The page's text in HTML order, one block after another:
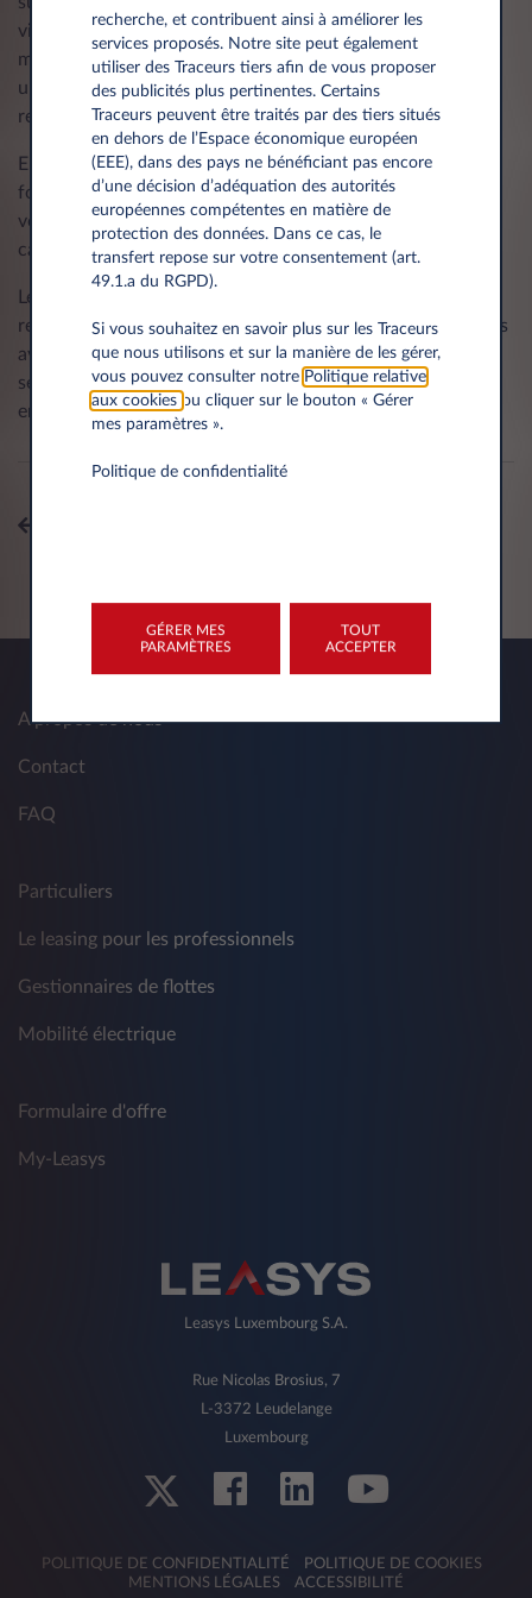
via notre service d’assistance routière afin d’assurer votre
mobilité au plus vite. Celui-ci sera mis à disposition pour
une durée maximale de 5 jours. Au delà, Leasys prendra le
relais grâce à son parc de véhicules court-terme.
En cas de travaux de carrosserie chez l’un de nos
fournisseurs préférentiels, Leasys mettra gratuitement à
votre disposition un véhicule de remplacement de
catégorie.
Les éventuels frais que vous aurez avancés seront
remboursés par Leasys dans la limite des modalités prévues
avec l’assistance. Cependant, tout recours à un autre
service de dépannage ne pourra être remboursé s’il
engendre des frais.
A propos de nous
Contact
FAQ
Particuliers
Le leasing pour les professionnels
Gestionnaires de flottes
Mobilité électrique
Formulaire d'offre
My-Leasys
Leasys Luxembourg S.A.
Rue Nicolas Brosius, 7
L-3372 Leudelange
Luxembourg
POLITIQUE DE CONFIDENTIALITÉ
POLITIQUE DE COOKIES
MENTIONS LÉGALES
ACCESSIBILITÉ
recherche, et contribuent ainsi à améliorer les
services proposés. Notre site peut également
utiliser des Traceurs tiers afin de vous proposer
des publicités plus pertinentes. Certains
Traceurs peuvent être traités par des tiers situés
en dehors de l’Espace économique européen
(EEE), dans des pays ne bénéficiant pas encore
d’une décision d’adéquation des autorités
européennes compétentes en matière de
protection des données. Dans ce cas, le
transfert repose sur votre consentement (art.
49.1.a du RGPD).
Si vous souhaitez en savoir plus sur les Traceurs
que nous utilisons et sur la manière de les gérer,
vous pouvez consulter notre Politique relative
aux cookies ou cliquer sur le bouton « Gérer
mes paramètres ».
Politique de confidentialité
GÉRER MES
PARAMÈTRES
TOUT
ACCEPTER